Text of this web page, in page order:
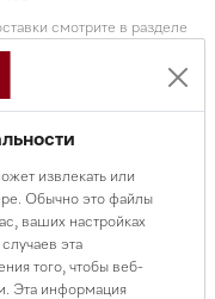
смотрите в разделе
закипания
каждой конфорки
извлекать или
Обычно это файлы
ваших настройках
эта
того, чтобы веб-
Эта информация